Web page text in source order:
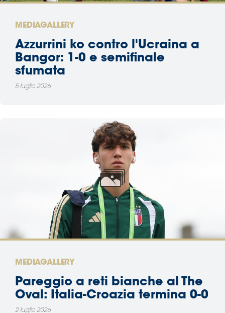
MEDIAGALLERY
Azzurrini ko contro l'Ucraina a
Bangor: 1-0 e semifinale
sfumata
5 luglio 2026
MEDIAGALLERY
Pareggio a reti bianche al The
Oval: Italia-Croazia termina 0-0
2 luglio 2026